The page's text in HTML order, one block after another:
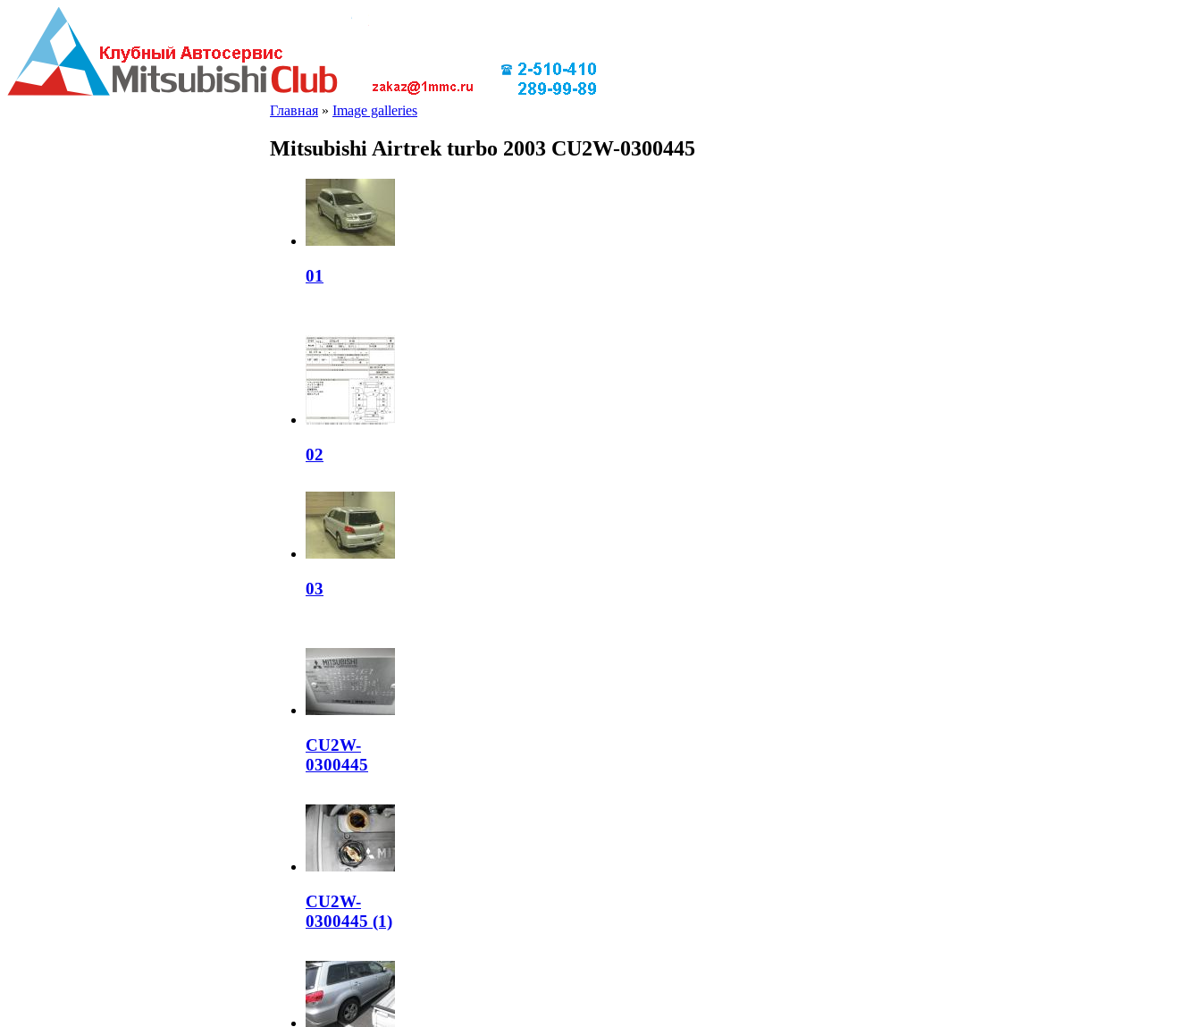
Главная » Image galleries
Mitsubishi Airtrek turbo 2003 CU2W-0300445
01
02
03
CU2W-
0300445
CU2W-
0300445 (1)